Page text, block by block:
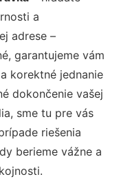
a
adrese –
garantujeme vám
korektné jednanie
dokončenie vašej
sme tu pre vás
riešenia
berieme vážne a